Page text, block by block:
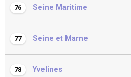
76 Seine Maritime
77 Seine et Marne
78 Yvelines